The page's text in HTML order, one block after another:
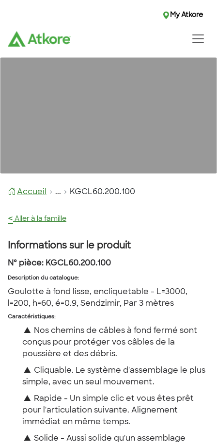
My Atkore
Accueil ... KGCL60.200.100
< Aller à la famille
Informations sur le produit
Nº pièce: KGCL60.200.100
Description du catalogue:
Goulotte à fond lisse, encliquetable - L=3000,
l=200, h=60, é=0.9, Sendzimir, Par 3 mètres
Caractéristiques:
▲ Nos chemins de câbles à fond fermé sont
conçus pour protéger vos câbles de la
poussière et des débris.
▲ Cliquable. Le système d'assemblage le plus
simple, avec un seul mouvement.
▲ Rapide - Un simple clic et vous êtes prêt
pour l'articulation suivante. Alignement
immédiat en même temps.
▲ Solide - Aussi solide qu'un assemblage